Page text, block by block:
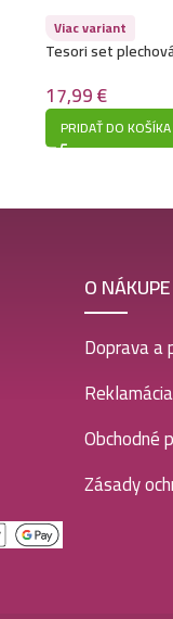
Viac variant
Tesori set
17,99€
PRIDAŤ DO KOŠÍKA
O NÁKUPE
Doprava
Reklamácia
Obchodné
Zásady